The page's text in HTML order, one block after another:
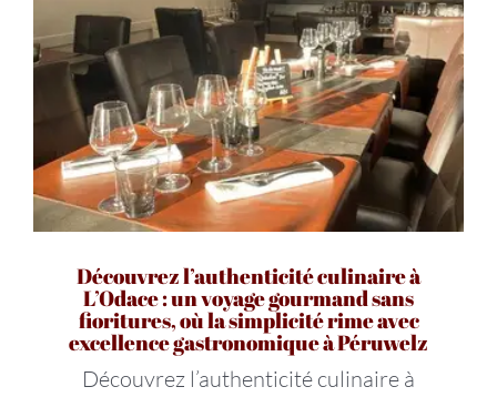
Découvrez l’authenticité culinaire à
L’Odace : un voyage gourmand sans
fioritures, où la simplicité rime avec
excellence gastronomique à Péruwelz
Découvrez l’authenticité culinaire à